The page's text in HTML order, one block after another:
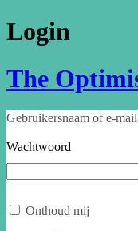
Login
The
Gebruikersnaam of e-
Wachtwoord
Onthoud mij